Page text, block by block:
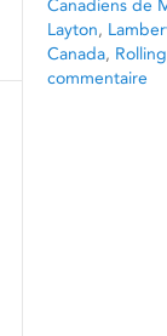
Canadiens de
Layton,
Canada,
commentaire